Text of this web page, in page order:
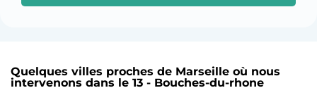
Quelques villes proches de Marseille où nous
intervenons dans le 13 - Bouches-du-rhone